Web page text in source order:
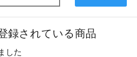
録されている商品
した